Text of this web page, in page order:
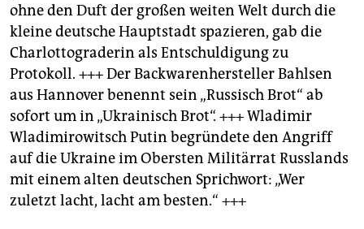
ohne den Duft der großen weiten Welt durch die
kleine deutsche Hauptstadt spazieren, gab die
Charlottograderin als Entschuldigung zu
Protokoll. +++ Der Backwarenhersteller Bahlsen
aus Hannover benennt sein „Russisch Brot“ ab
sofort um in „Ukrainisch Brot“. +++ Wladimir
Wladimirowitsch Putin begründete den Angriff
auf die Ukraine im Obersten Militärrat Russlands
mit einem alten deutschen Sprichwort: „Wer
zuletzt lacht, lacht am besten.“ +++